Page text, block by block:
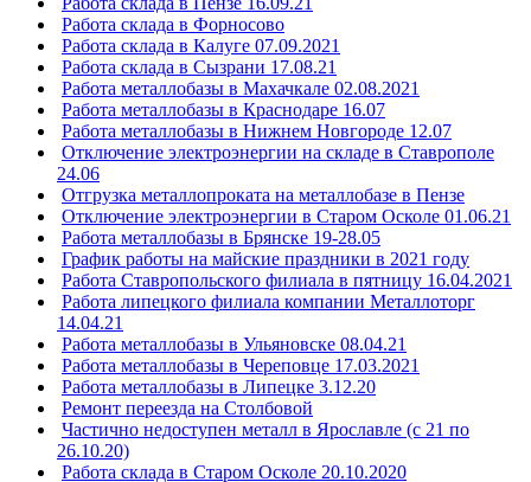
Работа склада в Форносово
Работа склада в Калуге 07.09.2021
Работа склада в Сызрани 17.08.21
Работа металлобазы в Махачкале 02.08.2021
Работа металлобазы в Краснодаре 16.07
Работа металлобазы в Нижнем Новгороде 12.07
Отключение электроэнергии на складе в Ставрополе
24.06
Отгрузка металлопроката на металлобазе в Пензе
Отключение электроэнергии в Старом Осколе 01.06.21
Работа металлобазы в Брянске 19-28.05
График работы на майские праздники в 2021 году
Работа Ставропольского филиала в пятницу 16.04.2021
Работа липецкого филиала компании Металлоторг
14.04.21
Работа металлобазы в Ульяновске 08.04.21
Работа металлобазы в Череповце 17.03.2021
Работа металлобазы в Липецке 3.12.20
Ремонт переезда на Столбовой
Частично недоступен металл в Ярославле (с 21 по
26.10.20)
Работа склада в Старом Осколе 20.10.2020